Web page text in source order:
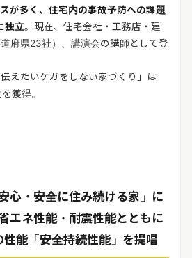
が多く、住宅内の事故予防への課題
独立。現在、住宅会社・工務店・建
府県23社）、講演会の講師として登
えたいケガをしない家づくり」は
獲得。
心・安全に住み続ける家」に
エネ性能・耐震性能とともに
能「安全持続性能」を提唱